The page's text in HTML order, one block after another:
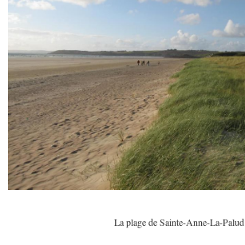
La plage de Sainte-Anne-La-Palud